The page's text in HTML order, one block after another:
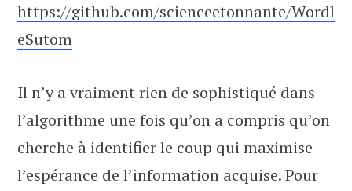
https://github.com/scienceetonnante/Wordl
eSutom
Il n’y a vraiment rien de sophistiqué dans
l’algorithme une fois qu’on a compris qu’on
cherche à identifier le coup qui maximise
l’espérance de l’information acquise. Pour